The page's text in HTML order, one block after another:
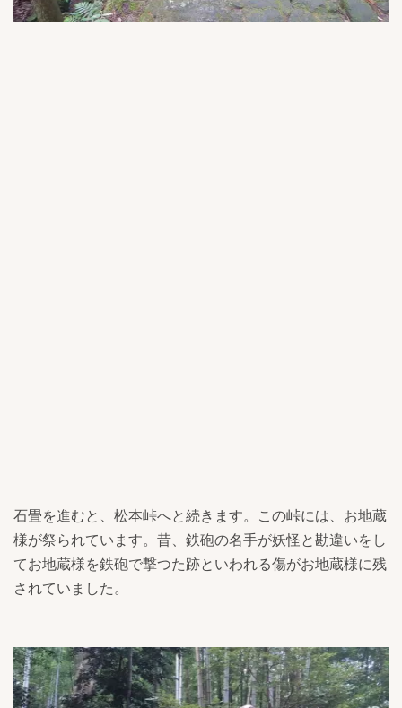
石畳を進むと、松本峠へと続きます。この峠には、お地蔵
様が祭られています。昔、鉄砲の名手が妖怪と勘違いをし
てお地蔵様を鉄砲で撃つた跡といわれる傷がお地蔵様に残
されていました。